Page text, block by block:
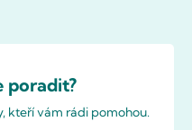
poradit?
kteří vám rádi pomohou.